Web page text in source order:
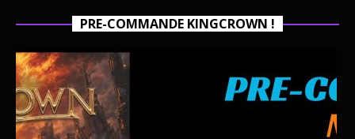
PRE-COMMANDE KINGCROWN !